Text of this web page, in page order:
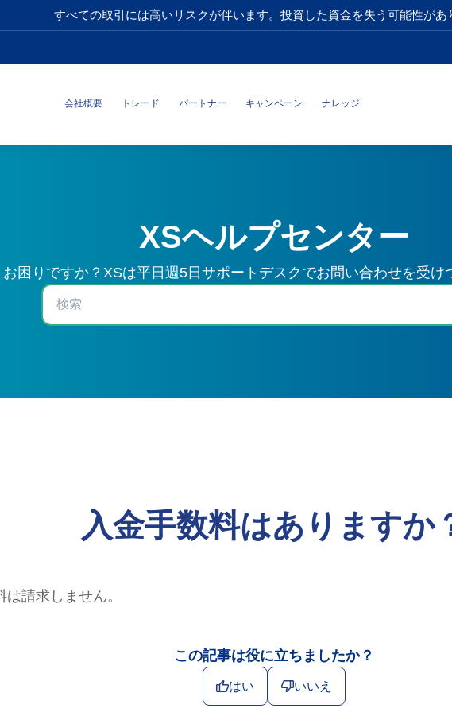
すべての取引には高いリスクが伴います。投資した資金を失う可能性があ
会社概要 トレード パートナー キャンペーン ナレッジ
XSヘルプセンター
お困りですか？XSは平日週5日サポートデスクでお問い合わせを受け
入金手数料はありますか
請求しません。
この記事は役に立ちましたか？
はい いいえ